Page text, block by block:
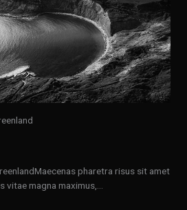
pharetra risus sit amet
vitae magna maximus,…